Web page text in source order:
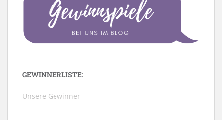
GEWINNERLISTE:
Unsere Gewinner